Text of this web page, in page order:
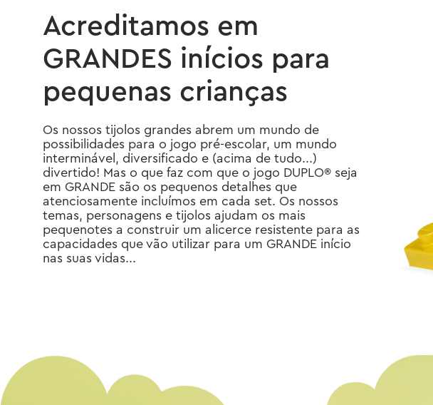
Acreditamos em
GRANDES inícios para
pequenas crianças
Os nossos tijolos grandes abrem um mundo de
possibilidades para o jogo pré-escolar, um mundo
interminável, diversificado e (acima de tudo...)
divertido! Mas o que faz com que o jogo DUPLO® seja
em GRANDE são os pequenos detalhes que
atenciosamente incluímos em cada set. Os nossos
temas, personagens e tijolos ajudam os mais
pequenotes a construir um alicerce resistente para as
capacidades que vão utilizar para um GRANDE início
nas suas vidas...